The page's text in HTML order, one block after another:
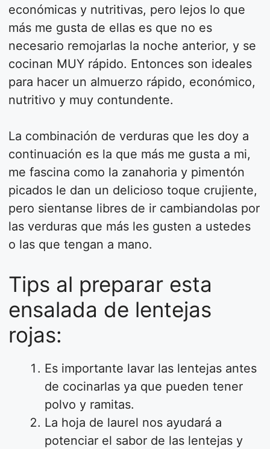
económicas y nutritivas, pero lejos lo que
más me gusta de ellas es que no es
necesario remojarlas la noche anterior, y se
cocinan MUY rápido. Entonces son ideales
para hacer un almuerzo rápido, económico,
nutritivo y muy contundente.
La combinación de verduras que les doy a
continuación es la que más me gusta a mi,
me fascina como la zanahoria y pimentón
picados le dan un delicioso toque crujiente,
pero sientanse libres de ir cambiandolas por
las verduras que más les gusten a ustedes
o las que tengan a mano.
Tips al preparar esta
ensalada de lentejas
rojas:
Es importante lavar las lentejas antes
de cocinarlas ya que pueden tener
polvo y ramitas.
La hoja de laurel nos ayudará a
potenciar el sabor de las lentejas y